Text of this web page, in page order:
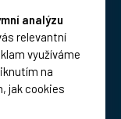
analýzu
relevantní
využíváme
na
jak cookies